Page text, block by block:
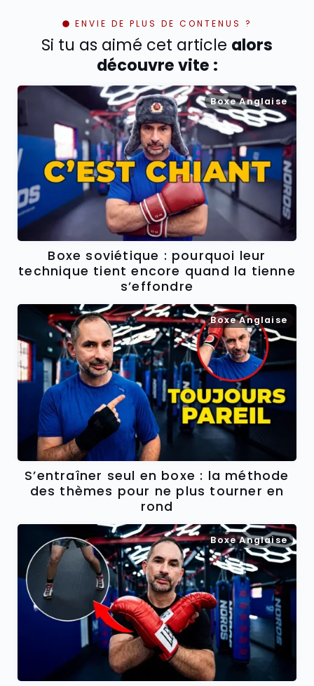
ENVIE DE PLUS DE CONTENUS ?
Si tu as aimé cet article alors
découvre vite :
Boxe Anglaise
Boxe soviétique : pourquoi leur
technique tient encore quand la tienne
s’effondre
Boxe Anglaise
S’entraîner seul en boxe : la méthode
des thèmes pour ne plus tourner en
rond
Boxe Anglaise